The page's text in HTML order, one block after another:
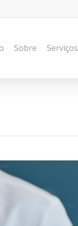
Sobre Serviços